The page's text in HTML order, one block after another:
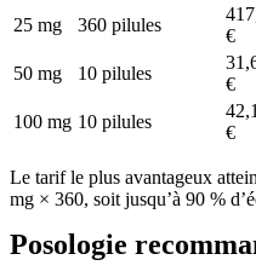
25 mg
360 pilules
€
50 mg
10 pilules
€
100 mg 10 pilules
€
Le tarif le plus avantageux
mg × 360, soit jusqu’à 90 %
Posologie